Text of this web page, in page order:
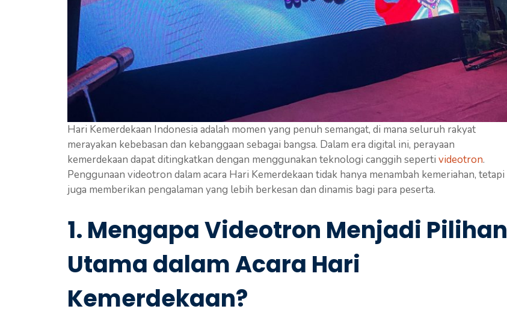
Hari Kemerdekaan Indonesia adalah momen yang penuh semangat, di mana seluruh rakyat
merayakan kebebasan dan kebanggaan sebagai bangsa. Dalam era digital ini, perayaan
kemerdekaan dapat ditingkatkan dengan menggunakan teknologi canggih seperti videotron.
Penggunaan videotron dalam acara Hari Kemerdekaan tidak hanya menambah kemeriahan, tetapi
juga memberikan pengalaman yang lebih berkesan dan dinamis bagi para peserta.
1. Mengapa Videotron Menjadi Pilihan
Utama dalam Acara Hari
Kemerdekaan?